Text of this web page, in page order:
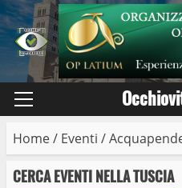
Skip
to
content
Primary
Home/ Eventi /
CERCA EVENTI NELLA TUSCIA